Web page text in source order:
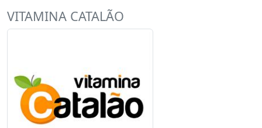
VITAMINA CATALÃO